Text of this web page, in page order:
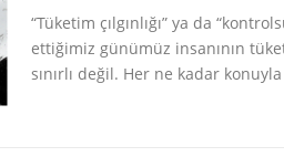
“Tüketim çılgınlığı” ya da
ettiğimiz günümüz insanının
sınırlı değil. Her ne kadar